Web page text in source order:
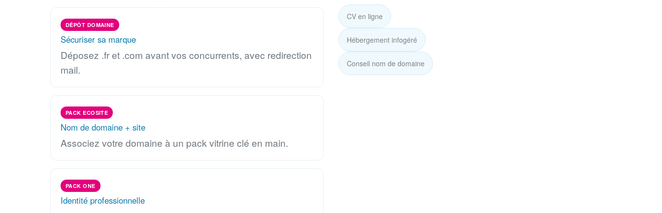
DÉPÔT DOMAINE
Sécuriser sa marque
Déposez .fr et .com avant vos concurrents, avec redirection
mail.
PACK ECOSITE
Nom de domaine + site
Associez votre domaine à un pack vitrine clé en main.
PACK ONE
Identité professionnelle
CV en ligne
Hébergement infogéré
Conseil nom de domaine